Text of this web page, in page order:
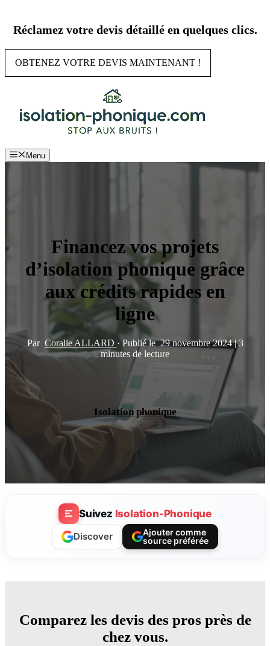
contenu
Réclamez votre devis détaillé en quelques clics.
OBTENEZ VOTRE DEVIS MAINTENANT !
Menu
Financez vos projets
d’isolation phonique grâce
aux crédits rapides en
ligne
Par Coralie ALLARD · Publié le29 novembre 2024| 3
minutes de lecture
Isolation phonique
Suivez Isolation-Phonique
Discover
Ajouter comme
source préférée
Comparez les devis des pros près de
chez vous.